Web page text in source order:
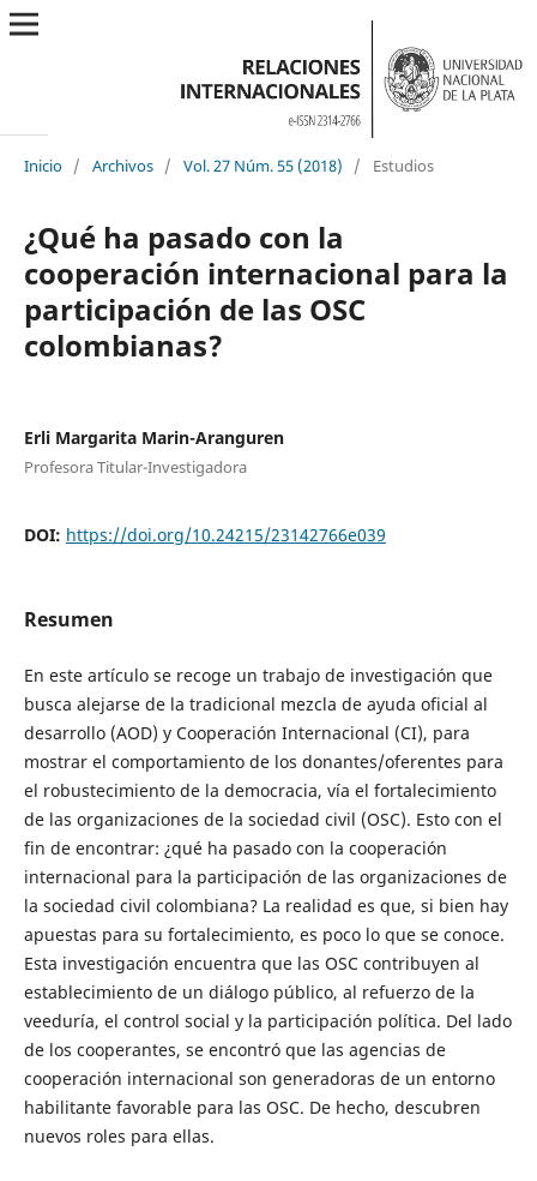
Inicio / Archivos / Vol. 27 Núm. 55 (2018) / Estudios
¿Qué ha pasado con la
cooperación internacional para la
participación de las OSC
colombianas?
Erli Margarita Marin-Aranguren
Profesora Titular-Investigadora
DOI: https://doi.org/10.24215/23142766e039
Resumen
En este artículo se recoge un trabajo de investigación que
busca alejarse de la tradicional mezcla de ayuda oficial al
desarrollo (AOD) y Cooperación Internacional (CI), para
mostrar el comportamiento de los donantes/oferentes para
el robustecimiento de la democracia, vía el fortalecimiento
de las organizaciones de la sociedad civil (OSC). Esto con el
fin de encontrar: ¿qué ha pasado con la cooperación
internacional para la participación de las organizaciones de
la sociedad civil colombiana? La realidad es que, si bien hay
apuestas para su fortalecimiento, es poco lo que se conoce.
Esta investigación encuentra que las OSC contribuyen al
establecimiento de un diálogo público, al refuerzo de la
veeduría, el control social y la participación política. Del lado
de los cooperantes, se encontró que las agencias de
cooperación internacional son generadoras de un entorno
habilitante favorable para las OSC. De hecho, descubren
nuevos roles para ellas.